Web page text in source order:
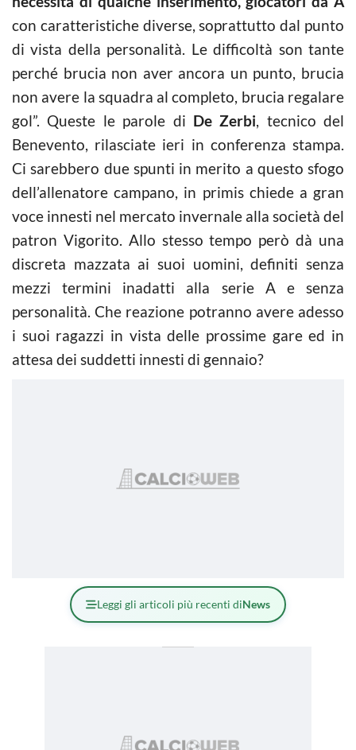
con caratteristiche diverse, soprattutto dal punto
di vista della personalità. Le difficoltà son tante
perché brucia non aver ancora un punto, brucia
non avere la squadra al completo, brucia regalare
gol”. Queste le parole di De Zerbi, tecnico del
Benevento, rilasciate ieri in conferenza stampa.
Ci sarebbero due spunti in merito a questo sfogo
dell’allenatore campano, in primis chiede a gran
voce innesti nel mercato invernale alla società del
patron Vigorito. Allo stesso tempo però dà una
discreta mazzata ai suoi uomini, definiti senza
mezzi termini inadatti alla serie A e senza
personalità. Che reazione potranno avere adesso
i suoi ragazzi in vista delle prossime gare ed in
attesa dei suddetti innesti di gennaio?
Leggi gli articoli più recenti diNews